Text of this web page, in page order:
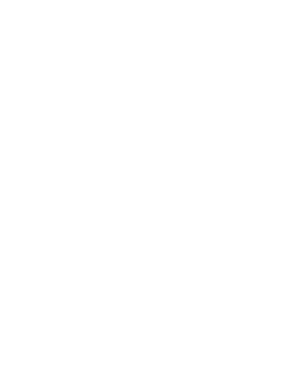
2014 in Brasilien sorgte ein
Überraschung auf den letzten
ist der junge Mittelfeldspieler?
gesorgt haben.